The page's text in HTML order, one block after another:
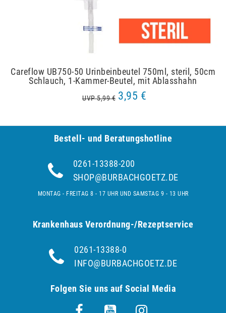
Careflow UB750-50 Urinbeinbeutel 750ml, steril, 50cm
Schlauch, 1-Kammer-Beutel, mit Ablasshahn
UVP 5,99 € 3,95 €
Bestell- und Be­ra­tungs­hot­line
0261-13388-200
SHOP@BURBACHGOETZ.DE
MONTAG - FREITAG 8 - 17 UHR UND SAMSTAG 9 - 13 UHR
Krankenhaus Verordnung-/Rezeptservice
0261-13388-0
INFO@BURBACHGOETZ.DE
Folgen Sie uns auf Social Media